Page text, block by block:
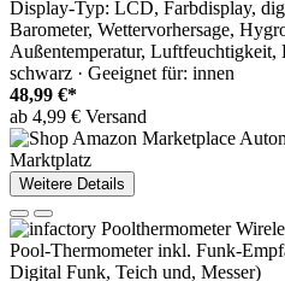
Display-Typ: LCD, Farbdisplay,
Barometer, Wettervorhersage,
Außentemperatur, Luftfeuchtigkeit,
schwarz · Geeignet für: innen
48,99 €*
ab 4,99 € Versand
Marktplatz
Weitere Details